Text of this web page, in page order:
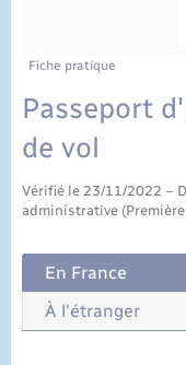
Fiche pratique
Passeport
de vol
Vérifié le 23/11/2022 –
administrative
En France
À l'étranger